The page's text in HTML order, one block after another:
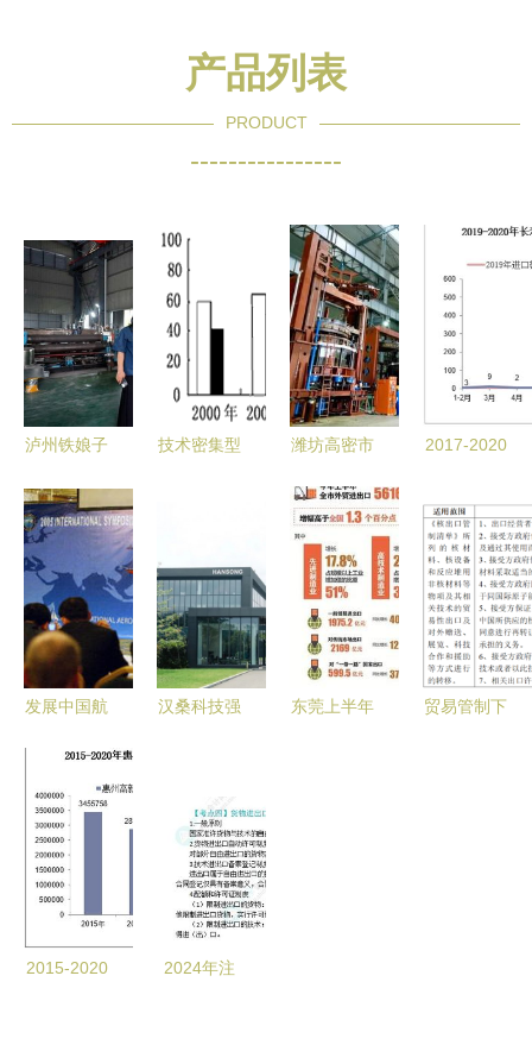
产品列表
PRODUCT
----------------
泸州铁娘子
红岩机械的
离心机载着
责任与温度
走向世界
技术密集型
优化与核心
技术攻坚的
辩证之路
潍坊高密市
进 上半年
进出口
107.5亿元
增幅全省领
先
2017-2020
技术开发区
进出口总额
及进口差额
与贸易结构
分析
发展中国航
汉桑科技强
夯实业务底
盘
东莞上半年
贸易管制下
2015-2020
2024年注